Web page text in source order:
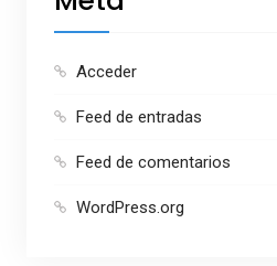
Acceder
Feed de entradas
Feed de comentarios
WordPress.org